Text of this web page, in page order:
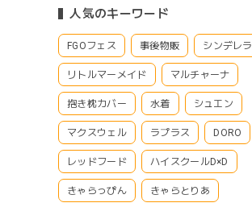
人気のキーワード
FGOフェス 事後物販 シンデレラ
リトルマーメイド マルチャーナ
抱き枕カバー 水着 シュエン
マクスウェル ラプラス DORO
レッドフード ハイスクールD×D
きゃらっぴん きゃらとりあ